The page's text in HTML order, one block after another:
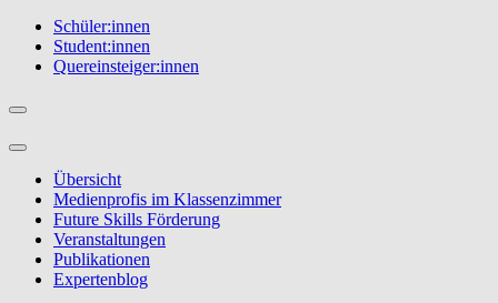
Schüler:innen
Student:innen
Quereinsteiger:innen
Übersicht
Medienprofis im Klassenzimmer
Future Skills Förderung
Veranstaltungen
Publikationen
Expertenblog